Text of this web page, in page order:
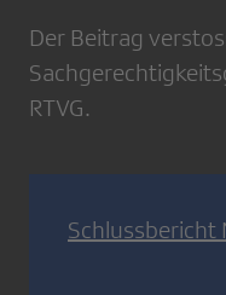
Der Beitrag
RTVG.
Schlussbericht